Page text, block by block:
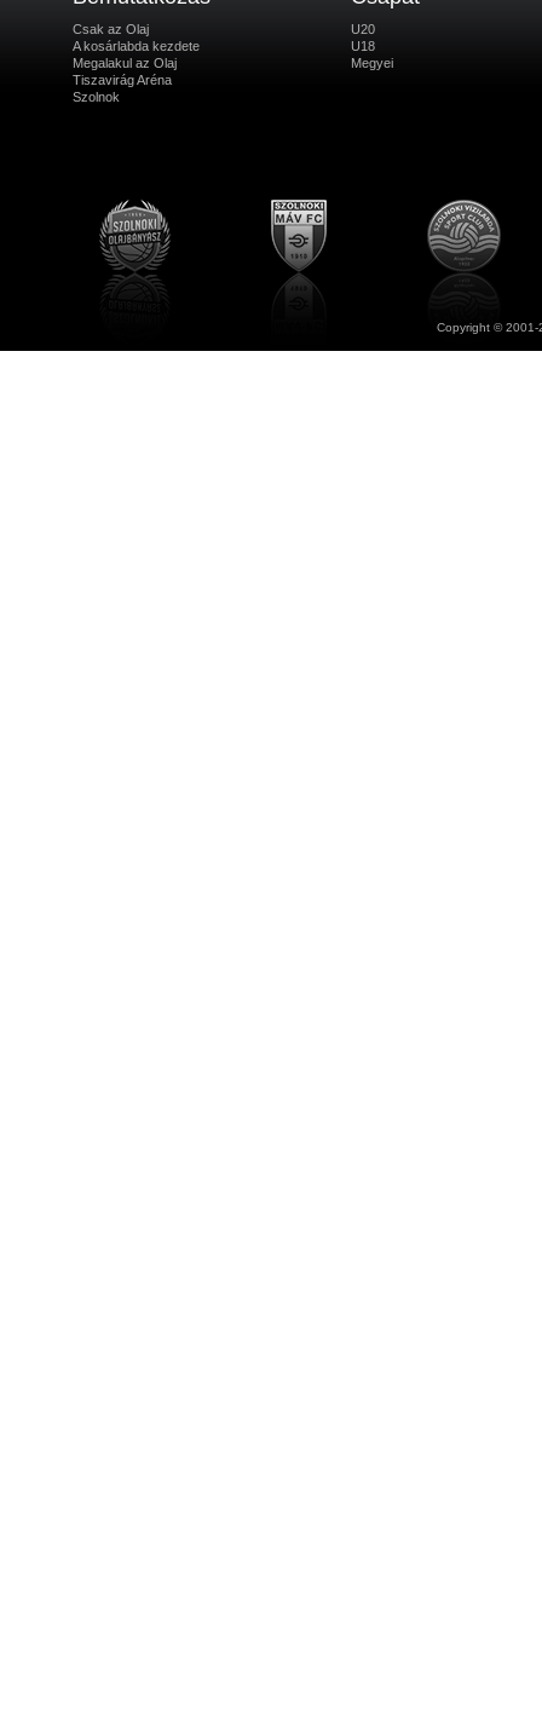
Csak az Olaj
A kosárlabda kezdete
Megalakul az Olaj
Tiszavirág Aréna
Szolnok
U20
U18
Megyei
Copyright ©